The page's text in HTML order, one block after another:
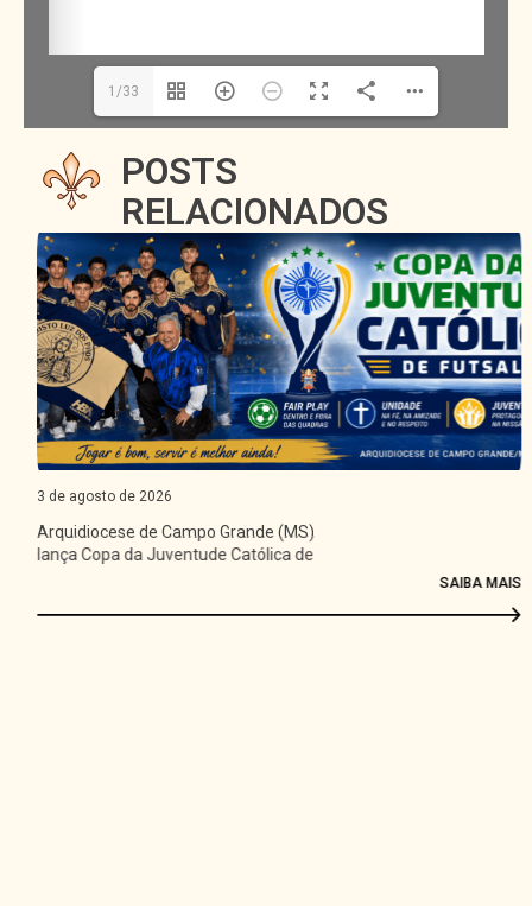
1/33
POSTS
RELACIONADOS
3 de agosto de 2026
Arquidiocese de Campo Grande (MS)
lança Copa da Juventude Católica de
SAIBA MAIS